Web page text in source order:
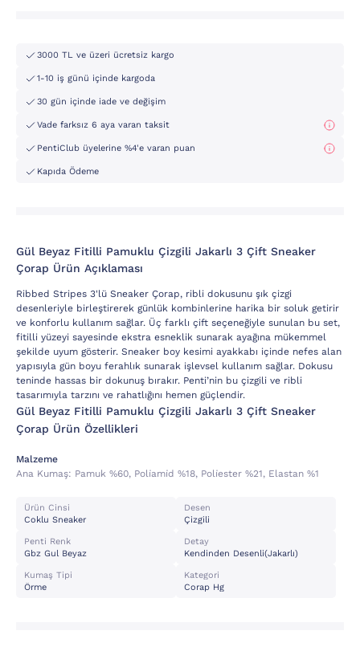
3000 TL ve üzeri ücretsiz kargo
1-10 iş günü içinde kargoda
30 gün içinde iade ve değişim
Vade farksız 6 aya varan taksit
PentiClub üyelerine %4'e varan puan
Kapıda Ödeme
Gül Beyaz Fitilli Pamuklu Çizgili Jakarlı 3 Çift Sneaker
Çorap Ürün Açıklaması
Ribbed Stripes 3'lü Sneaker Çorap, ribli dokusunu şık çizgi
desenleriyle birleştirerek günlük kombinlerine harika bir soluk getirir
ve konforlu kullanım sağlar. Üç farklı çift seçeneğiyle sunulan bu set,
fitilli yüzeyi sayesinde ekstra esneklik sunarak ayağına mükemmel
şekilde uyum gösterir. Sneaker boy kesimi ayakkabı içinde nefes alan
yapısıyla gün boyu ferahlık sunarak işlevsel kullanım sağlar. Dokusu
teninde hassas bir dokunuş bırakır. Penti’nin bu çizgili ve ribli
tasarımıyla tarzını ve rahatlığını hemen güçlendir.
Gül Beyaz Fitilli Pamuklu Çizgili Jakarlı 3 Çift Sneaker
Çorap Ürün Özellikleri
Malzeme
Ana Kumaş: Pamuk %60, Poli̇ami̇d %18, Poli̇ester %21, Elastan %1
Ürün Cinsi
Coklu Sneaker
Desen
Çizgili
Penti Renk
Gbz Gul Beyaz
Detay
Kendinden Desenli(jakarlı)
Kumaş Tipi
Örme
Kategori
Corap Hg